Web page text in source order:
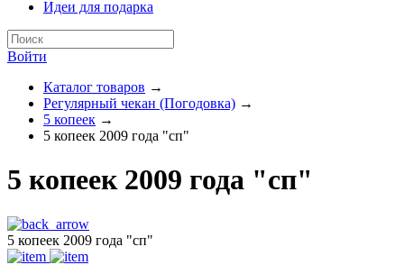
Идеи для подарка
Войти
Каталог товаров →
Регулярный чекан (Погодовка) →
5 копеек →
5 копеек 2009 года "сп"
5 копеек 2009 года "сп"
5 копеек 2009 года "сп"